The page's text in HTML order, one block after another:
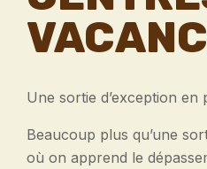
Une sortie d’exception en
Beaucoup plus qu’une
où on apprend le